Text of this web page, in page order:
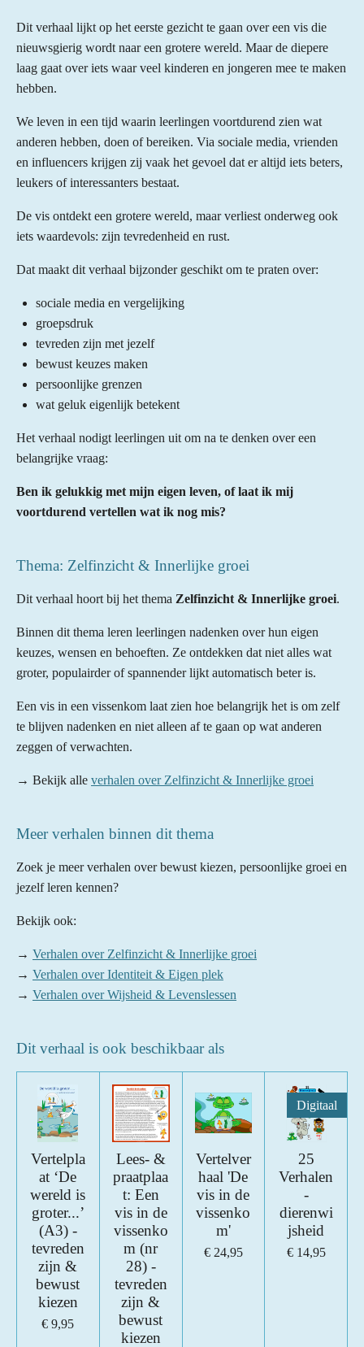
Dit verhaal lijkt op het eerste gezicht te gaan over een vis die
nieuwsgierig wordt naar een grotere wereld. Maar de diepere
laag gaat over iets waar veel kinderen en jongeren mee te maken
hebben.
We leven in een tijd waarin leerlingen voortdurend zien wat
anderen hebben, doen of bereiken. Via sociale media, vrienden
en influencers krijgen zij vaak het gevoel dat er altijd iets beters,
leukers of interessanters bestaat.
De vis ontdekt een grotere wereld, maar verliest onderweg ook
iets waardevols: zijn tevredenheid en rust.
Dat maakt dit verhaal bijzonder geschikt om te praten over:
sociale media en vergelijking
groepsdruk
tevreden zijn met jezelf
bewust keuzes maken
persoonlijke grenzen
wat geluk eigenlijk betekent
Het verhaal nodigt leerlingen uit om na te denken over een
belangrijke vraag:
Ben ik gelukkig met mijn eigen leven, of laat ik mij
voortdurend vertellen wat ik nog mis?
Thema: Zelfinzicht & Innerlijke groei
Dit verhaal hoort bij het thema Zelfinzicht & Innerlijke groei.
Binnen dit thema leren leerlingen nadenken over hun eigen
keuzes, wensen en behoeften. Ze ontdekken dat niet alles wat
groter, populairder of spannender lijkt automatisch beter is.
Een vis in een vissenkom laat zien hoe belangrijk het is om zelf
te blijven nadenken en niet alleen af te gaan op wat anderen
zeggen of verwachten.
→ Bekijk alle verhalen over Zelfinzicht & Innerlijke groei
Meer verhalen binnen dit thema
Zoek je meer verhalen over bewust kiezen, persoonlijke groei en
jezelf leren kennen?
Bekijk ook:
→ Verhalen over Zelfinzicht & Innerlijke groei
→ Verhalen over Identiteit & Eigen plek
→ Verhalen over Wijsheid & Levenslessen
Dit verhaal is ook beschikbaar als
Vertelpla
at ‘De
wereld is
groter...’
(A3) -
tevreden
zijn &
bewust
kiezen
€ 9,95
Lees- &
praatplaa
t: Een
vis in de
vissenko
m (nr
28) -
tevreden
zijn &
bewust
kiezen
Vertelver
haal 'De
vis in de
vissenko
m'
€ 24,95
Digitaal
25
Verhalen
-
dierenwi
jsheid
€ 14,95